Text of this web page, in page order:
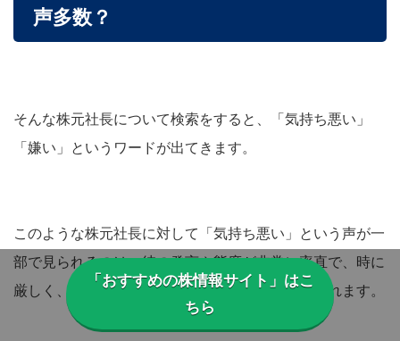
声多数？
そんな株元社長について検索をすると、「気持ち悪い」
「嫌い」というワードが出てきます。
このような株元社長に対して「気持ち悪い」という声が一
部で見られるのは、彼の発言や態度が非常に率直で、時に
厳しく、独特の個性を持っているためだと考えられます。
「おすすめの株情報サイト」はこ
ちら